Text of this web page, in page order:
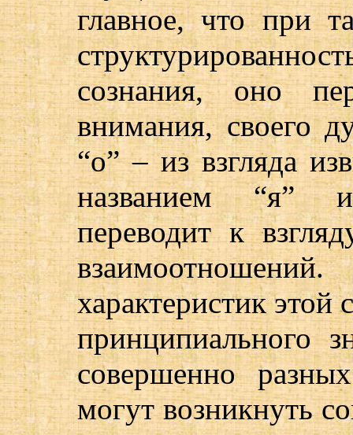
главное, что при
сознания, оно
внимания, своего
“о” – из взгляда
названием “я”
переводит к
характеристик
принципиального
совершенно
могут возникнуть